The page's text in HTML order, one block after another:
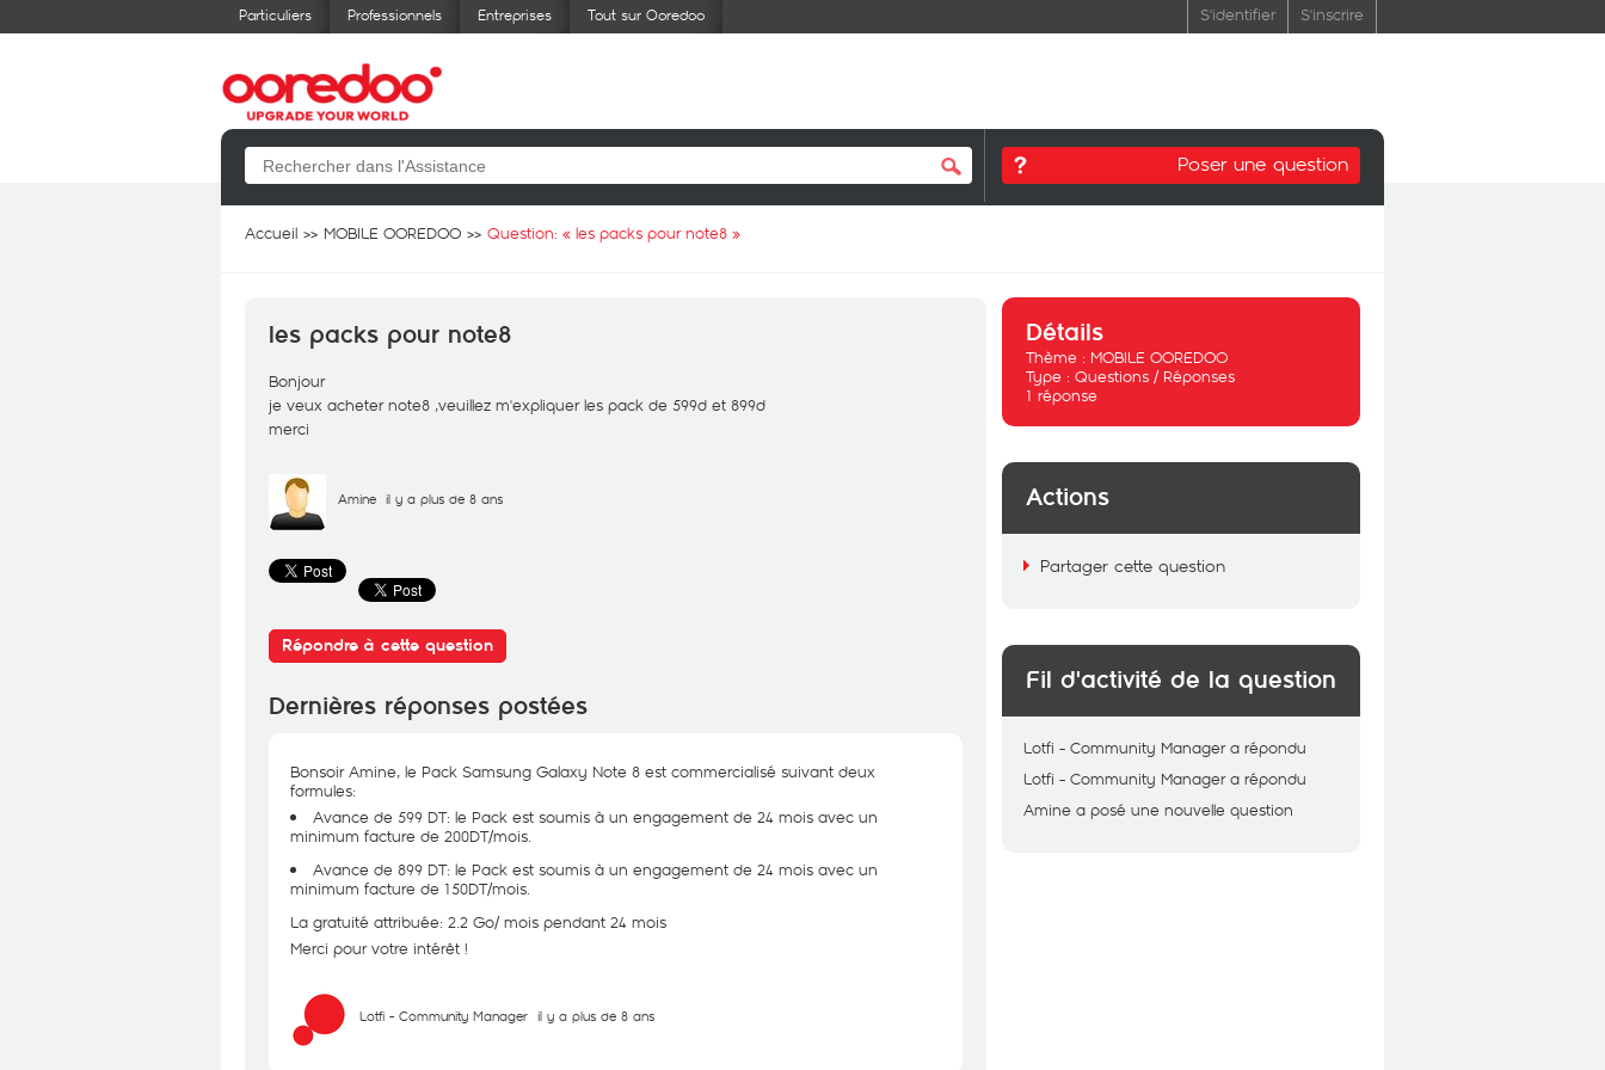
Particuliers Professionnels Entreprises Tout sur Ooredoo S'identifier S'inscrire
Poser une question
Accueil MOBILE OOREDOO Question: « les packs pour note8 »
les packs pour note8
Bonjour
je veux acheter note8 ,veuillez m'expliquer les pack de 599d et 899d
merci
Amine il y a plus de 8 ans
Répondre à cette question
Dernières réponses postées
Bonsoir Amine, le Pack Samsung Galaxy Note 8 est commercialisé suivant deux
formules:
Avance de 599 DT: le Pack est soumis à un engagement de 24 mois avec un
minimum facture de 200DT/mois.
Avance de 899 DT: le Pack est soumis à un engagement de 24 mois avec un
minimum facture de 150DT/mois.
La gratuité attribuée: 2.2 Go/ mois pendant 24 mois
Merci pour votre intérêt !
Lotfi - Community Manager il y a plus de 8 ans
Détails
Thème : MOBILE OOREDOO
Type : Questions / Réponses
1 réponse
Actions
Partager cette question
Fil d'activité de la question
Lotfi - Community Manager a répondu
Lotfi - Community Manager a répondu
Amine a posé une nouvelle question